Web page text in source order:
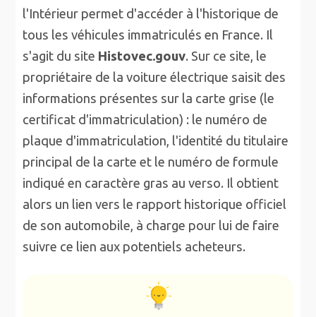
l'Intérieur permet d'accéder à l'historique de
tous les véhicules immatriculés en France. Il
s'agit du site Histovec.gouv. Sur ce site, le
propriétaire de la voiture électrique saisit des
informations présentes sur la carte grise (le
certificat d'immatriculation) : le numéro de
plaque d'immatriculation, l'identité du titulaire
principal de la carte et le numéro de formule
indiqué en caractère gras au verso. Il obtient
alors un lien vers le rapport historique officiel
de son automobile, à charge pour lui de faire
suivre ce lien aux potentiels acheteurs.